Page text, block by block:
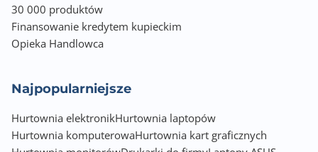
30 000 produktów
Finansowanie kredytem kupieckim
Opieka Handlowca
Najpopularniejsze
Hurtownia elektronikHurtownia laptopów
Hurtownia komputerowaHurtownia kart graficznych